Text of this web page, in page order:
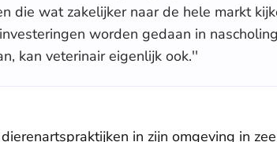
die wat zakelijker naar de hele markt
worden gedaan in
kan veterinair eigenlijk ook.''
in zijn omgeving in